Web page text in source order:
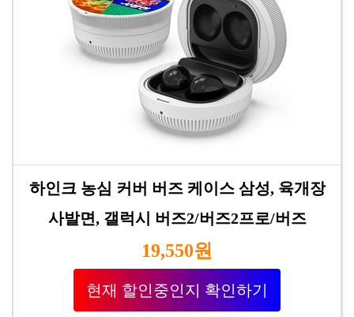
하인크 농심 커버 버즈 케이스 삼성, 육개장
사발면, 갤럭시 버즈2/버즈2프로/버즈
19,550원
현재 할인중인지 확인하기